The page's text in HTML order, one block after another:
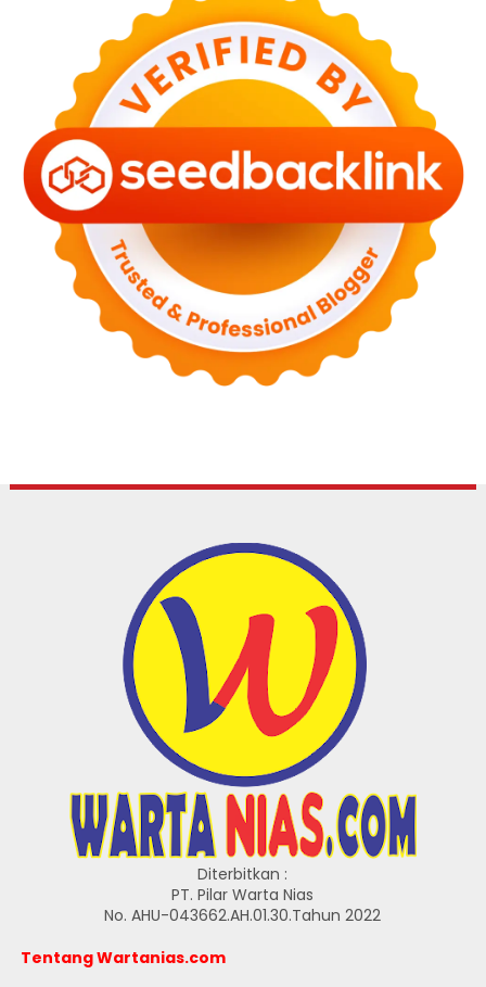
Diterbitkan :
PT. Pilar Warta Nias
No. AHU-043662.AH.01.30.Tahun 2022
Tentang Wartanias.com